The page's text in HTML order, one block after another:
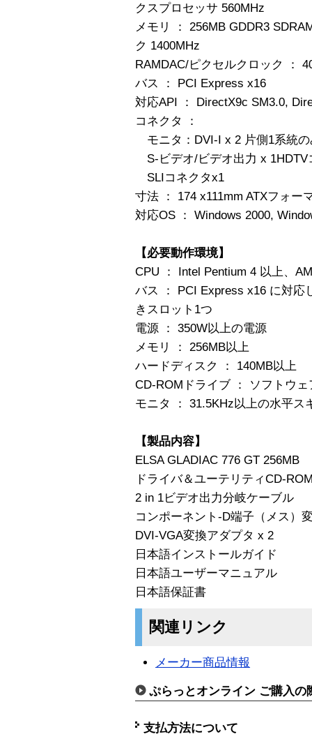
クスプロセッサ 560MHz
メモリ ： 256MB GDDR3
ク 1400MHz
RAMDAC/ピクセルクロック ：
バス ： PCI Express x16
対応API ： DirectX9c SM3.0,
コネクタ ：
モニタ：DVI-I x 2 片側1系統
S-ビデオ/ビデオ出力 x 1HDTV
SLIコネクタx1
寸法 ： 174 x111mm ATXフォー
対応OS ： Windows 2000,
【必要動作環境】
CPU ： Intel Pentium 4 以上、
バス ： PCI Express x16 に対応
きスロット1つ
電源 ： 350W以上の電源
メモリ ： 256MB以上
ハードディスク ： 140MB以上
CD-ROMドライブ ： ソフトウ
モニタ ： 31.5KHz以上の水平ス
【製品内容】
ELSA GLADIAC 776 GT 256MB
ドライバ＆ユーテリティCD-
2 in 1ビデオ出力分岐ケーブル
コンポーネント-D端子（メス）
DVI-VGA変換アダプタ x 2
日本語インストールガイド
日本語ユーザーマニュアル
日本語保証書
関連リンク
メーカー商品情報
ぷらっとオンライン ご購入の
支払方法について